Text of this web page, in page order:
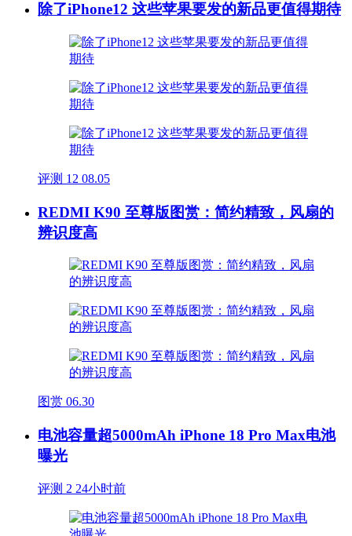
除了iPhone12 这些苹果要发的新品更值得期待
评测 12 08.05
REDMI K90 至尊版图赏：简约精致，风扇的
辨识度高
图赏 06.30
电池容量超5000mAh iPhone 18 Pro Max电池
曝光
评测 2 24小时前